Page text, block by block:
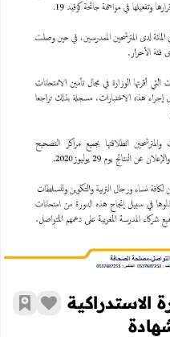
اختبارات الدورة الاستدراكية للامتحان
الاستدراكية
زر أضف